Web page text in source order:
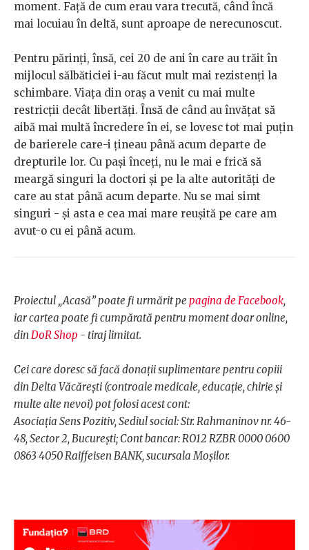
moment. Față de cum erau vara trecută, când încă
mai locuiau în deltă, sunt aproape de nerecunoscut.
Pentru părinți, însă, cei 20 de ani în care au trăit în
mijlocul sălbăticiei i-au făcut mult mai rezistenți la
schimbare. Viața din oraș a venit cu mai multe
restricții decât libertăți. Însă de când au învățat să
aibă mai multă încredere în ei, se lovesc tot mai puțin
de barierele care-i țineau până acum departe de
drepturile lor. Cu pași înceți, nu le mai e frică să
meargă singuri la doctori și pe la alte autorități de
care au stat până acum departe. Nu se mai simt
singuri - și asta e cea mai mare reușită pe care am
avut-o cu ei până acum.
Proiectul „Acasă” poate fi urmărit pe pagina de Facebook,
iar cartea poate fi cumpărată pentru moment doar online,
din DoR Shop - tiraj limitat.
Cei care doresc să facă donații suplimentare pentru copiii
din Delta Văcărești (controale medicale, educație, chirie și
multe alte nevoi) pot folosi acest cont:
Asociația Sens Pozitiv, Sediul social: Str. Rahmaninov nr. 46-
48, Sector 2, București; Cont bancar: RO12 RZBR 0000 0600
0863 4050 Raiffeisen BANK, sucursala Moșilor.